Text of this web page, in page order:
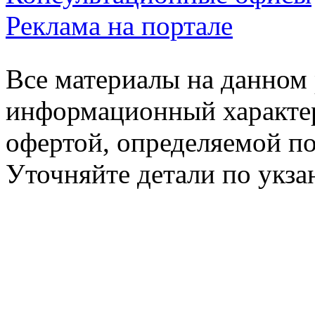
Реклама на портале
Все материалы на данном
информационный
офертой, определяемой
Уточняйте детали по